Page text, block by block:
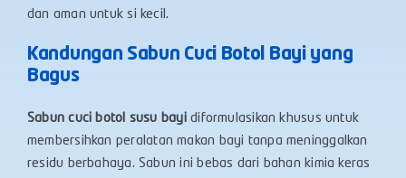
dan aman untuk si kecil.
Kandungan Sabun Cuci Botol Bayi yang
Bagus
Sabun cuci botol susu bayidiformulasikan khusus untuk
membersihkan peralatan makan bayi tanpa meninggalkan
residu berbahaya. Sabun ini bebas dari bahan kimia keras